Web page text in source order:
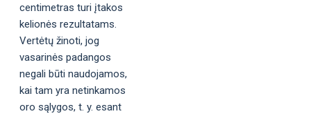
centimetras turi įtakos
kelionės rezultatams.
Vertėtų žinoti, jog
vasarinės padangos
negali būti naudojamos,
kai tam yra netinkamos
oro sąlygos, t. y. esant